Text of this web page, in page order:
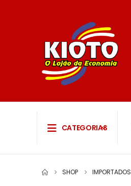
CATEGORIAS
SHOP IMPORTADOS